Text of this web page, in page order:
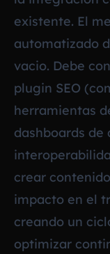
existente. El
automatizado
vacio. Debe
plugin SEO
herramientas
dashboards de
crear
impacto en el
creando un
optimizar